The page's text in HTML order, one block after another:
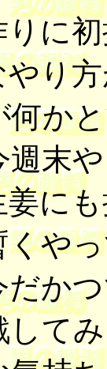
りに
り
何か
週末
に
やっ
か
して